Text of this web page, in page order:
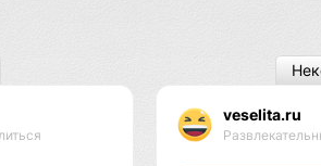
veselita.ru